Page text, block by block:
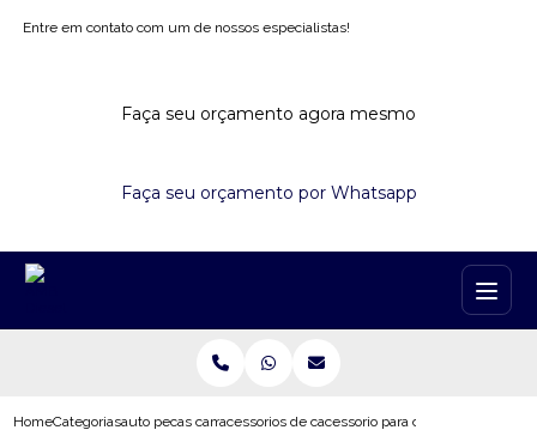
Entre em contato com um de nossos especialistas!
Faça seu orçamento agora mesmo
Faça seu orçamento por Whatsapp
HomeCategoriasauto pecas caminhoesacessorios de caminhaoacessorio para caminhao volvo